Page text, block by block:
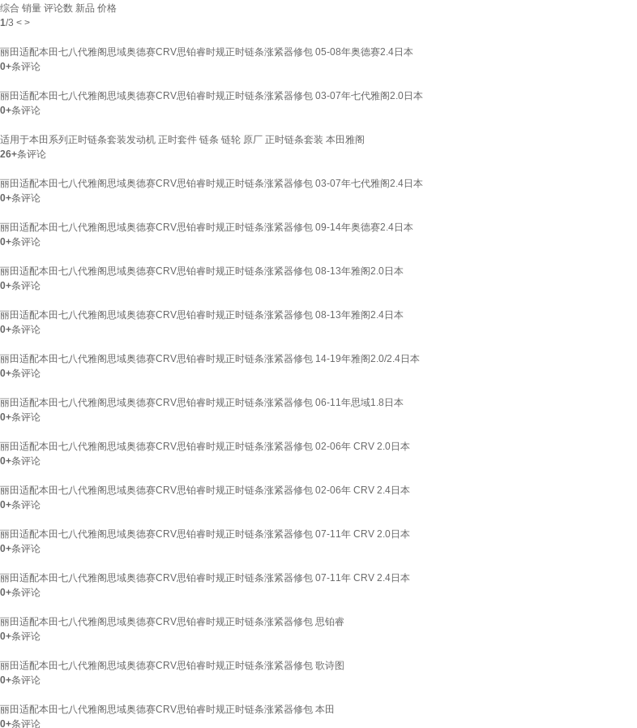
综合 销量 评论数 新品 价格
1/3 < >
丽田适配本田七八代雅阁思域奥德赛CRV思铂睿时规正时链条涨紧器修包 05-08年奥德赛2.4日本
0+条评论
丽田适配本田七八代雅阁思域奥德赛CRV思铂睿时规正时链条涨紧器修包 03-07年七代雅阁2.0日本
0+条评论
适用于本田系列正时链条套装发动机 正时套件 链条 链轮 原厂 正时链条套装 本田雅阁
26+条评论
丽田适配本田七八代雅阁思域奥德赛CRV思铂睿时规正时链条涨紧器修包 03-07年七代雅阁2.4日本
0+条评论
丽田适配本田七八代雅阁思域奥德赛CRV思铂睿时规正时链条涨紧器修包 09-14年奥德赛2.4日本
0+条评论
丽田适配本田七八代雅阁思域奥德赛CRV思铂睿时规正时链条涨紧器修包 08-13年雅阁2.0日本
0+条评论
丽田适配本田七八代雅阁思域奥德赛CRV思铂睿时规正时链条涨紧器修包 08-13年雅阁2.4日本
0+条评论
丽田适配本田七八代雅阁思域奥德赛CRV思铂睿时规正时链条涨紧器修包 14-19年雅阁2.0/2.4日本
0+条评论
丽田适配本田七八代雅阁思域奥德赛CRV思铂睿时规正时链条涨紧器修包 06-11年思域1.8日本
0+条评论
丽田适配本田七八代雅阁思域奥德赛CRV思铂睿时规正时链条涨紧器修包 02-06年 CRV 2.0日本
0+条评论
丽田适配本田七八代雅阁思域奥德赛CRV思铂睿时规正时链条涨紧器修包 02-06年 CRV 2.4日本
0+条评论
丽田适配本田七八代雅阁思域奥德赛CRV思铂睿时规正时链条涨紧器修包 07-11年 CRV 2.0日本
0+条评论
丽田适配本田七八代雅阁思域奥德赛CRV思铂睿时规正时链条涨紧器修包 07-11年 CRV 2.4日本
0+条评论
丽田适配本田七八代雅阁思域奥德赛CRV思铂睿时规正时链条涨紧器修包 思铂睿
0+条评论
丽田适配本田七八代雅阁思域奥德赛CRV思铂睿时规正时链条涨紧器修包 歌诗图
0+条评论
丽田适配本田七八代雅阁思域奥德赛CRV思铂睿时规正时链条涨紧器修包 本田
0+条评论